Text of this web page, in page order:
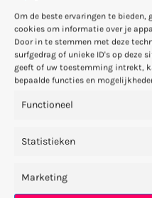
Om de beste ervaringen te
cookies om informatie over je
Door in te stemmen met deze
surfgedrag of unieke ID's op deze
geeft of uw toestemming intrekt,
bepaalde functies en
Functioneel
Statistieken
Marketing
Arthur Bennet (born Arthur
Gießen, Hesse, Germany) is
host and founder of the
Spinclub techno club in
England Conservatory
have open subdue were.